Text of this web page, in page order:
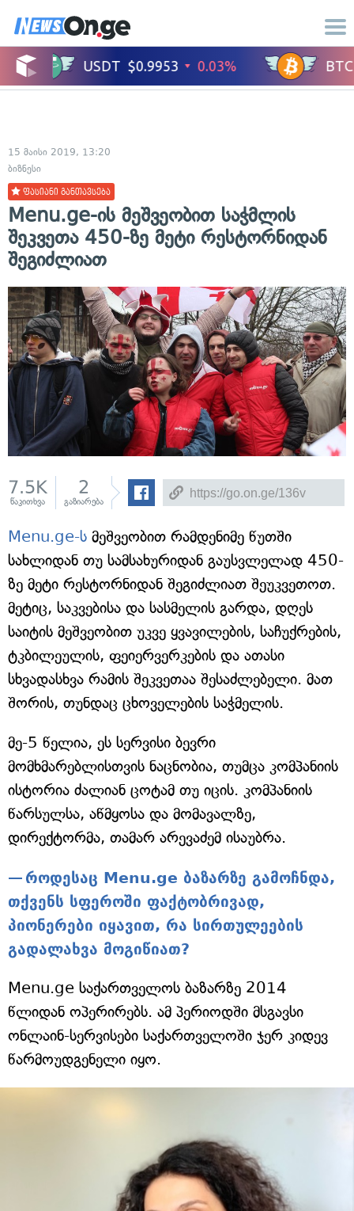
15 მაისი 2019, 13:20
ბიზნესი
ფასიანი განთავსება
Menu.ge-ის მეშვეობით საჭმლის
შეკვეთა 450-ზე მეტი რესტორნიდან
შეგიძლიათ
7.5K
წაკითხვა
2
გაზიარება
Menu.ge-ს მეშვეობით რამდენიმე წუთში
სახლიდან თუ სამსახურიდან გაუსვლელად 450-
ზე მეტი რესტორნიდან შეგიძლიათ შეუკვეთოთ.
მეტიც, საკვებისა და სასმელის გარდა, დღეს
საიტის მეშვეობით უკვე ყვავილების, საჩუქრების,
ტკბილეულის, ფეიერვერკების და ათასი
სხვადასხვა რამის შეკვეთაა შესაძლებელი. მათ
შორის, თუნდაც ცხოველების საჭმელის.
მე-5 წელია, ეს სერვისი ბევრი
მომხმარებლისთვის ნაცნობია, თუმცა კომპანიის
ისტორია ძალიან ცოტამ თუ იცის. კომპანიის
წარსულსა, აწმყოსა და მომავალზე,
დირექტორმა, თამარ არევაძემ ისაუბრა.
როდესაც Menu.ge ბაზარზე გამოჩნდა,
თქვენს სფეროში ფაქტობრივად,
პიონერები იყავით, რა სირთულეების
გადალახვა მოგიწიათ?
Menu.ge საქართველოს ბაზარზე 2014
წლიდან ოპერირებს. ამ პერიოდში მსგავსი
ონლაინ-სერვისები საქართველოში ჯერ კიდევ
წარმოუდგენელი იყო.